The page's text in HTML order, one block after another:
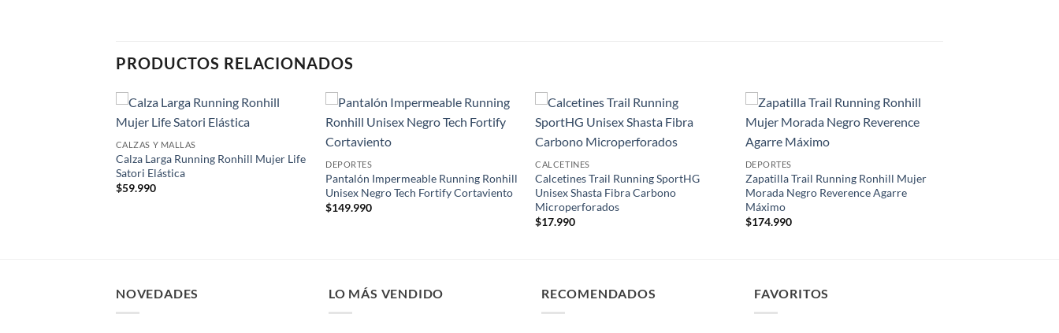
PRODUCTOS RELACIONADOS
CALZAS Y MALLAS
Calza Larga Running Ronhill Mujer Life
Satori Elástica
$59.990
DEPORTES
Pantalón Impermeable Running Ronhill
Unisex Negro Tech Fortify Cortaviento
$149.990
CALCETINES
Calcetines Trail Running SportHG
Unisex Shasta Fibra Carbono
Microperforados
$17.990
DEPORTES
Zapatilla Trail Running Ronhill Mujer
Morada Negro Reverence Agarre
Máximo
$174.990
NOVEDADES LO MÁS VENDIDO RECOMENDADOS FAVORITOS